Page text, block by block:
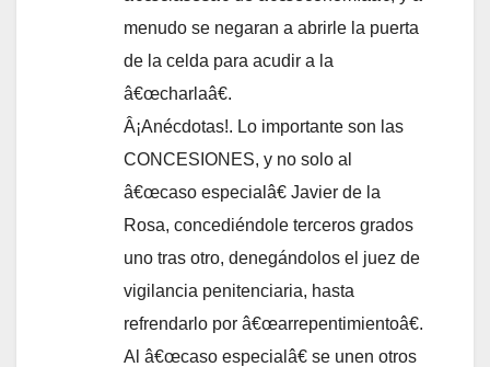
menudo se negaran a abrirle la puerta
de la celda para acudir a la
â€œcharlaâ€.
Â¡Anécdotas!. Lo importante son las
CONCESIONES, y no solo al
â€œcaso especialâ€ Javier de la
Rosa, concediéndole terceros grados
uno tras otro, denegándolos el juez de
vigilancia penitenciaria, hasta
refrendarlo por â€œarrepentimientoâ€.
Al â€œcaso especialâ€ se unen otros